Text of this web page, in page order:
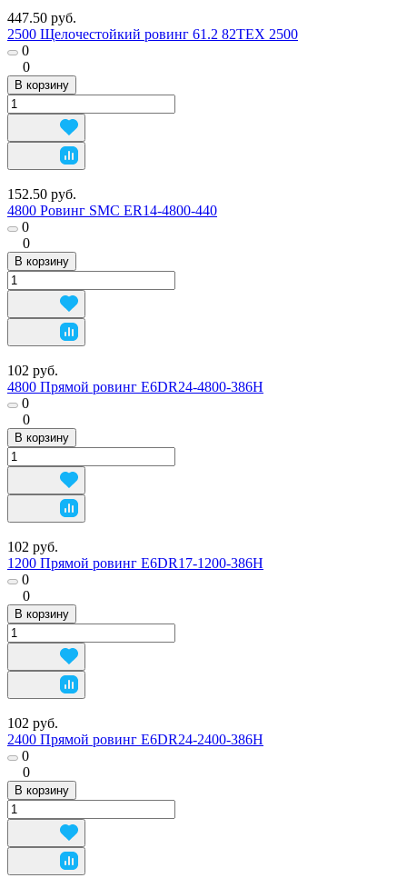
447.50 руб.
2500 Щелочестойкий ровинг 61.2 82TEX 2500
0
0
В корзину
152.50 руб.
4800 Ровинг SMC ER14-4800-440
0
0
В корзину
102 руб.
4800 Прямой ровинг E6DR24-4800-386H
0
0
В корзину
102 руб.
1200 Прямой ровинг E6DR17-1200-386H
0
0
В корзину
102 руб.
2400 Прямой ровинг E6DR24-2400-386H
0
0
В корзину